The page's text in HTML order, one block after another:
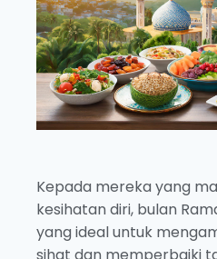
Kepada mereka yang
kesihatan diri, bulan
yang ideal untuk